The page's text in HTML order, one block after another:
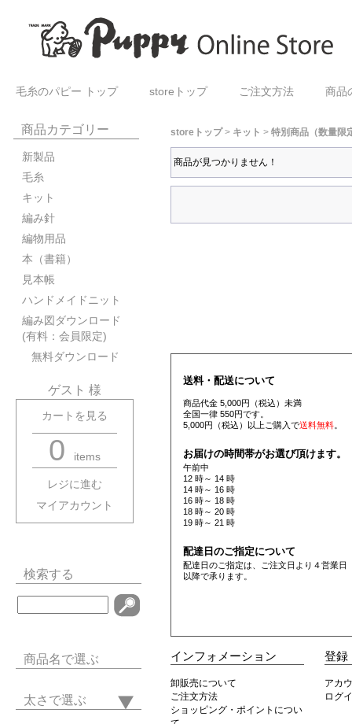
毛糸のパピー トップ storeトップ ご注文方法 商品
商品カテゴリー
新製品
毛糸
キット
編み針
編物用品
本（書籍）
見本帳
ハンドメイドニット
編み図ダウンロード
(有料：会員限定)
無料ダウンロード
ゲスト 様
カートを見る
0 items
レジに進む
マイアカウント
検索する
商品名で選ぶ
太さで選ぶ
storeトップ> キット > 特別商品（数量限
商品が見つかりません！
送料・配送について
商品代金 5,000円（税込）未満
全国一律 550円です。
5,000円（税込）以上ご購入で送料無料。
お届けの時間帯がお選び頂けます。
午前中
12 時～ 14 時
14 時～ 16 時
16 時～ 18 時
18 時～ 20 時
19 時～ 21 時
配達日のご指定について
配達日のご指定は、ご注文日より４営業日
以降で承ります。
インフォメーション
卸販売について
ご注文方法
ショッピング・ポイントについ
登録
アカ
ログ